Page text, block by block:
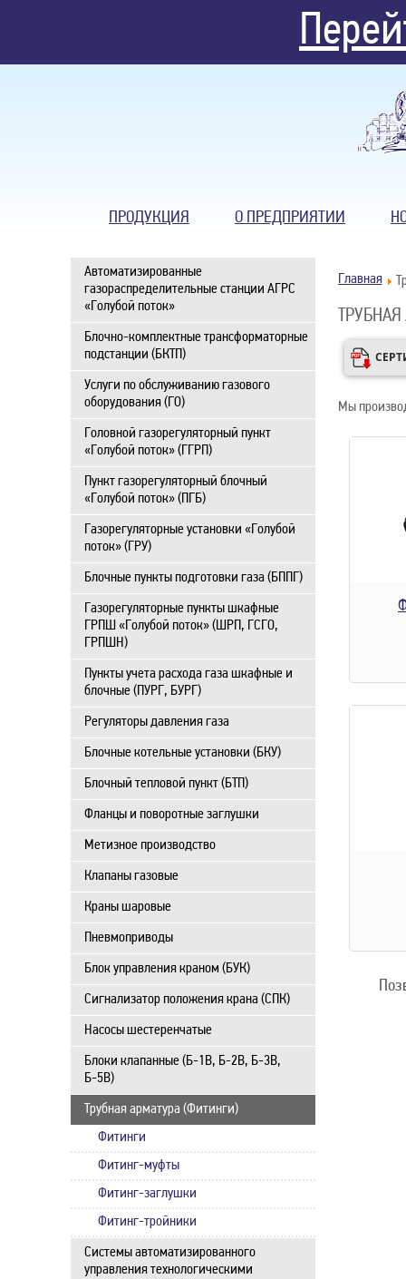
ПРОДУКЦИЯ О ПРЕДПРИЯТИИ
Автоматизированные
газораспределительные станции АГРС
«Голубой поток»
Блочно-комплектные трансформаторные
подстанции (БКТП)
Услуги по обслуживанию газового
оборудования (ГО)
Головной газорегуляторный пункт
«Голубой поток» (ГГРП)
Пункт газорегуляторный блочный
«Голубой поток» (ПГБ)
Газорегуляторные установки «Голубой
поток» (ГРУ)
Блочные пункты подготовки газа (БППГ)
Газорегуляторные пункты шкафные
ГРПШ «Голубой поток» (ШРП, ГСГО,
ГРПШН)
Пункты учета расхода газа шкафные и
блочные (ПУРГ, БУРГ)
Регуляторы давления газа
Блочные котельные установки (БКУ)
Блочный тепловой пункт (БТП)
Фланцы и поворотные заглушки
Метизное производство
Клапаны газовые
Краны шаровые
Пневмоприводы
Блок управления краном (БУК)
Сигнализатор положения крана (СПК)
Насосы шестеренчатые
Блоки клапанные (Б-1В, Б-2В, Б-3В,
Б-5В)
Трубная арматура (Фитинги)
Фитинги
Фитинг-муфты
Фитинг-заглушки
Фитинг-тройники
Системы автоматизированного
управления технологическими
Главная
Мы